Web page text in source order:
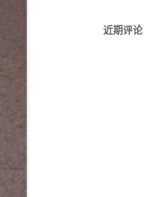
近期评论